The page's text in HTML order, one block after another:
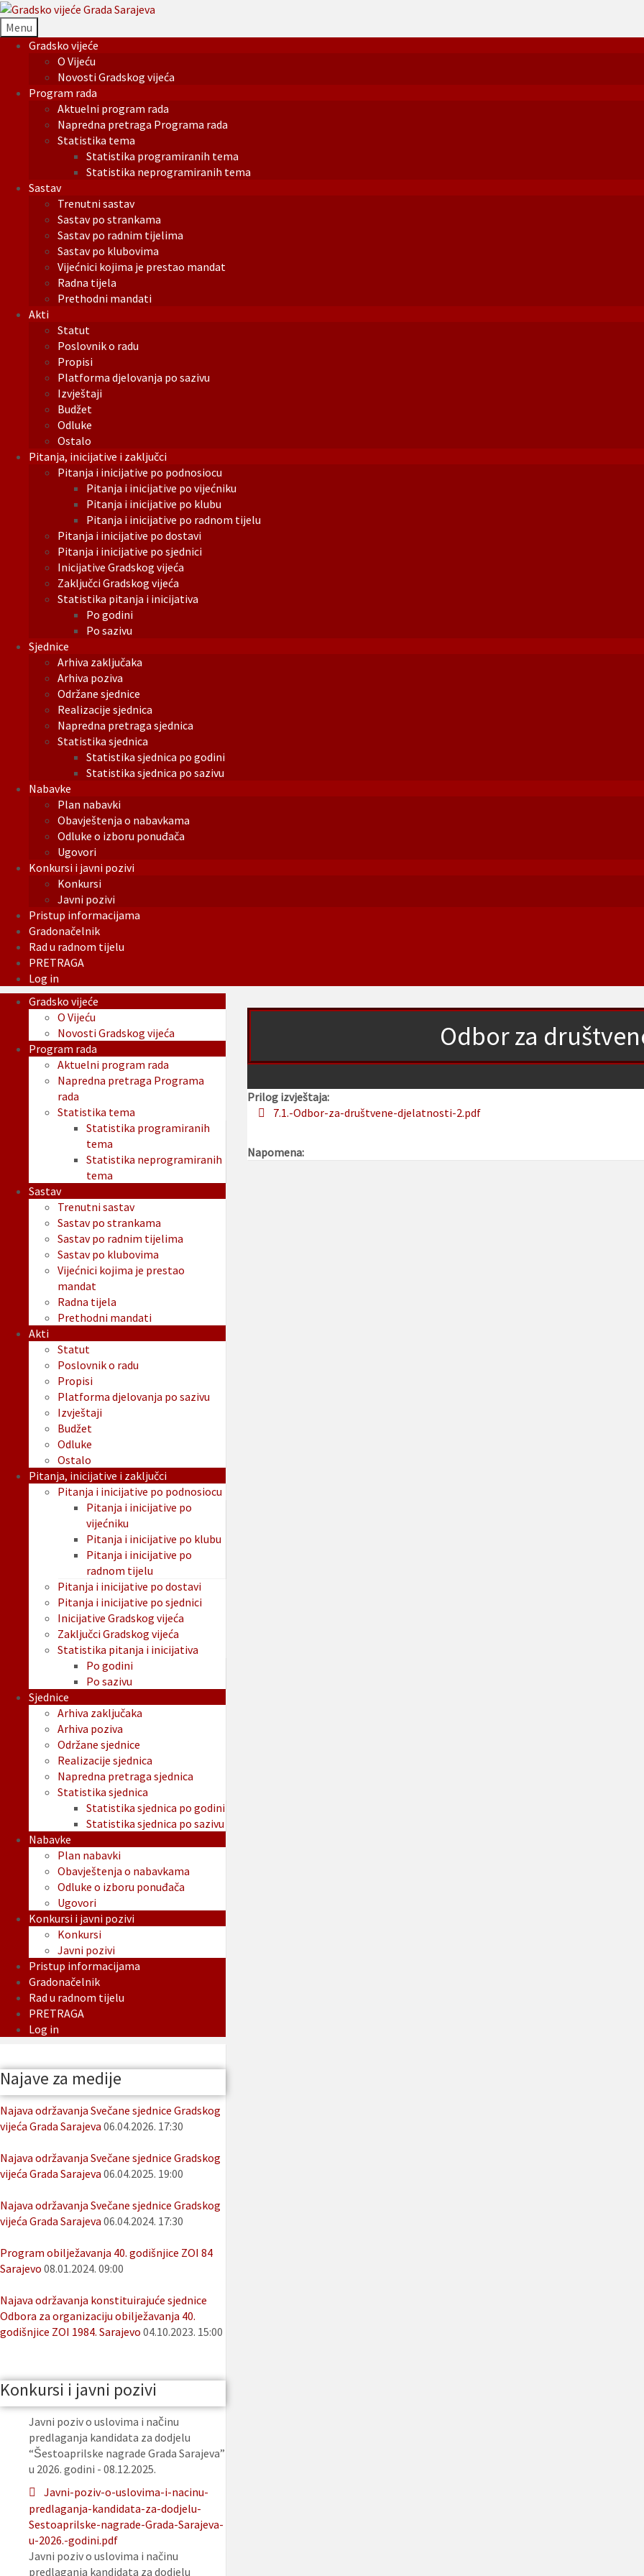
Menu
Gradsko vijeće
O Vijeću
Novosti Gradskog vijeća
Program rada
Aktuelni program rada
Napredna pretraga Programa rada
Statistika tema
Statistika programiranih tema
Statistika neprogramiranih tema
Sastav
Trenutni sastav
Sastav po strankama
Sastav po radnim tijelima
Sastav po klubovima
Vijećnici kojima je prestao mandat
Radna tijela
Prethodni mandati
Akti
Statut
Poslovnik o radu
Propisi
Platforma djelovanja po sazivu
Izvještaji
Budžet
Odluke
Ostalo
Pitanja, inicijative i zaključci
Pitanja i inicijative po podnosiocu
Pitanja i inicijative po vijećniku
Pitanja i inicijative po klubu
Pitanja i inicijative po radnom tijelu
Pitanja i inicijative po dostavi
Pitanja i inicijative po sjednici
Inicijative Gradskog vijeća
Zaključci Gradskog vijeća
Statistika pitanja i inicijativa
Po godini
Po sazivu
Sjednice
Arhiva zaključaka
Arhiva poziva
Održane sjednice
Realizacije sjednica
Napredna pretraga sjednica
Statistika sjednica
Statistika sjednica po godini
Statistika sjednica po sazivu
Nabavke
Plan nabavki
Obavještenja o nabavkama
Odluke o izboru ponuđača
Ugovori
Konkursi i javni pozivi
Konkursi
Javni pozivi
Pristup informacijama
Gradonačelnik
Rad u radnom tijelu
PRETRAGA
Log in
Odbor za
Prilog izvještaja:
7.1.-Odbor-za-društvene-djelatnosti-2.pdf
Napomena:
Gradsko vijeće
O Vijeću
Novosti Gradskog vijeća
Program rada
Aktuelni program rada
Napredna pretraga Programa
rada
Statistika tema
Statistika programiranih
tema
Statistika neprogramiranih
tema
Sastav
Trenutni sastav
Sastav po strankama
Sastav po radnim tijelima
Sastav po klubovima
Vijećnici kojima je prestao
mandat
Radna tijela
Prethodni mandati
Akti
Statut
Poslovnik o radu
Propisi
Platforma djelovanja po sazivu
Izvještaji
Budžet
Odluke
Ostalo
Pitanja, inicijative i zaključci
Pitanja i inicijative po podnosiocu
Pitanja i inicijative po
vijećniku
Pitanja i inicijative po klubu
Pitanja i inicijative po
radnom tijelu
Pitanja i inicijative po dostavi
Pitanja i inicijative po sjednici
Inicijative Gradskog vijeća
Zaključci Gradskog vijeća
Statistika pitanja i inicijativa
Po godini
Po sazivu
Sjednice
Arhiva zaključaka
Arhiva poziva
Održane sjednice
Realizacije sjednica
Napredna pretraga sjednica
Statistika sjednica
Statistika sjednica po godini
Statistika sjednica po sazivu
Nabavke
Plan nabavki
Obavještenja o nabavkama
Odluke o izboru ponuđača
Ugovori
Konkursi i javni pozivi
Konkursi
Javni pozivi
Pristup informacijama
Gradonačelnik
Rad u radnom tijelu
PRETRAGA
Log in
Najave za medije
Najava održavanja Svečane sjednice Gradskog
vijeća Grada Sarajeva 06.04.2026. 17:30
Najava održavanja Svečane sjednice Gradskog
vijeća Grada Sarajeva 06.04.2025. 19:00
Najava održavanja Svečane sjednice Gradskog
vijeća Grada Sarajeva 06.04.2024. 17:30
Program obilježavanja 40. godišnjice ZOI 84
Sarajevo 08.01.2024. 09:00
Najava održavanja konstituirajuće sjednice
Odbora za organizaciju obilježavanja 40.
godišnjice ZOI 1984. Sarajevo 04.10.2023. 15:00
Konkursi i javni pozivi
Javni poziv o uslovima i načinu
predlaganja kandidata za dodjelu
“Šestoaprilske nagrade Grada Sarajeva”
u 2026. godini - 08.12.2025.
Javni-poziv-o-uslovima-i-nacinu-
predlaganja-kandidata-za-dodjelu-
Sestoaprilske-nagrade-Grada-Sarajeva-
u-2026.-godini.pdf
Javni poziv o uslovima i načinu
predlaganja kandidata za dodjelu